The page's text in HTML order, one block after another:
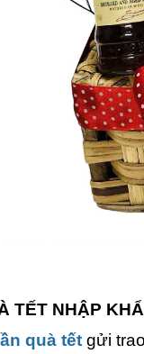
TẾT NHẬP
quà tếtgửi